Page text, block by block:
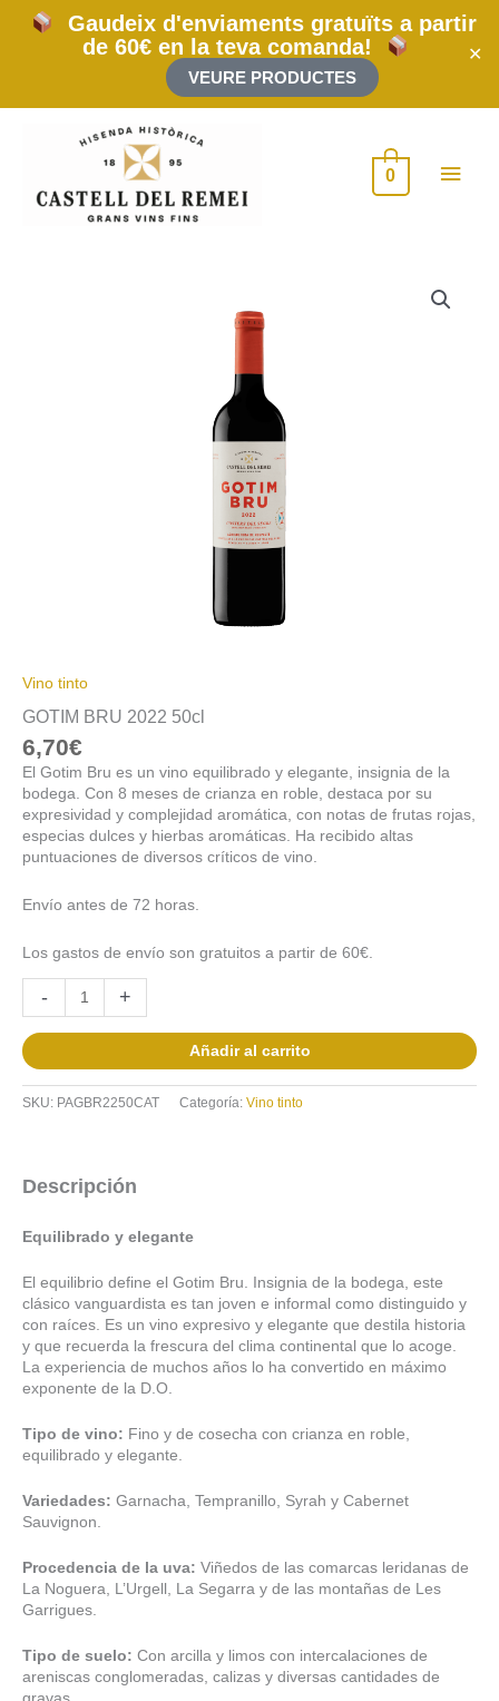
Gaudeix d'enviaments gratuïts a partir
de 60€ en la teva comanda!
VEURE PRODUCTES
✕
0
Vino tinto
GOTIM BRU 2022 50cl
6,70€
El Gotim Bru es un vino equilibrado y elegante, insignia de la
bodega. Con 8 meses de crianza en roble, destaca por su
expresividad y complejidad aromática, con notas de frutas rojas,
especias dulces y hierbas aromáticas. Ha recibido altas
puntuaciones de diversos críticos de vino.
Envío antes de 72 horas.
Los gastos de envío son gratuitos a partir de 60€.
- +
Añadir al carrito
SKU: PAGBR2250CAT Categoría: Vino tinto
Descripción
Equilibrado y elegante
El equilibrio define el Gotim Bru. Insignia de la bodega, este
clásico vanguardista es tan joven e informal como distinguido y
con raíces. Es un vino expresivo y elegante que destila historia
y que recuerda la frescura del clima continental que lo acoge.
La experiencia de muchos años lo ha convertido en máximo
exponente de la D.O.
Tipo de vino: Fino y de cosecha con crianza en roble,
equilibrado y elegante.
Variedades: Garnacha, Tempranillo, Syrah y Cabernet
Sauvignon.
Procedencia de la uva: Viñedos de las comarcas leridanas de
La Noguera, L’Urgell, La Segarra y de las montañas de Les
Garrigues.
Tipo de suelo: Con arcilla y limos con intercalaciones de
areniscas conglomeradas, calizas y diversas cantidades de